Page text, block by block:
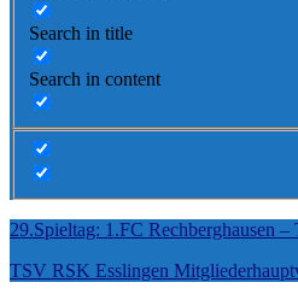
Search in title
Search in content
29.Spieltag: 1.FC Rechberghausen
TSV RSK Esslingen